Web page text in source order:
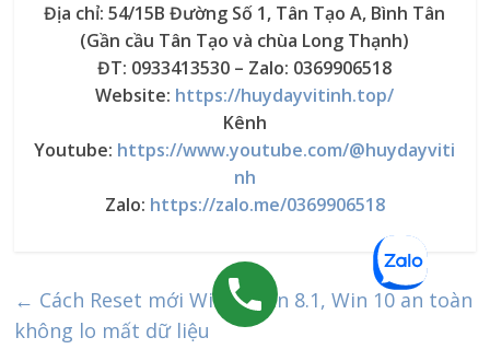
Địa chỉ: 54/15B Đường Số 1, Tân Tạo A, Bình Tân
(Gần cầu Tân Tạo và chùa Long Thạnh)
ĐT: 0933413530 – Zalo: 0369906518
Website: https://huydayvitinh.top/
Kênh
Youtube: https://www.youtube.com/@huydayviti
nh
Zalo: https://zalo.me/0369906518
← Cách Reset mới Win 8, Win 8.1, Win 10 an toàn
không lo mất dữ liệu